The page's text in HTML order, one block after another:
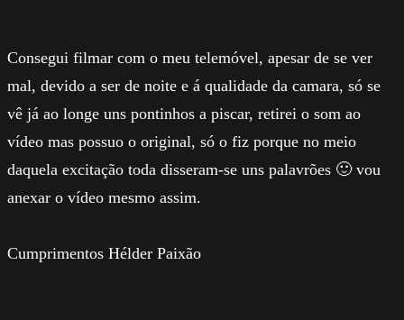
Consegui filmar com o meu telemóvel, apesar de se ver
mal, devido a ser de noite e á qualidade da camara, só se
vê já ao longe uns pontinhos a piscar, retirei o som ao
vídeo mas possuo o original, só o fiz porque no meio
daquela excitação toda disseram-se uns palavrões 🙂 vou
anexar o vídeo mesmo assim.
Cumprimentos Hélder Paixão